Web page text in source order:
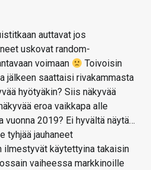
auttavat jos
uskovat random-
voimaan
Toivoisin
jälkeen saattaisi rivakammasta
hyötyäkin? Siis näkyvää
eroa vaikkapa alle
vuonna 2019? Ei hyvältä näytä…
tyhjää jauhaneet
ilmestyvät käytettyina takaisin
vaiheessa markkinoille